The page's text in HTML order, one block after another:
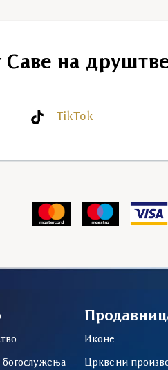
Саве на
TikTok
Иконе
Црквени